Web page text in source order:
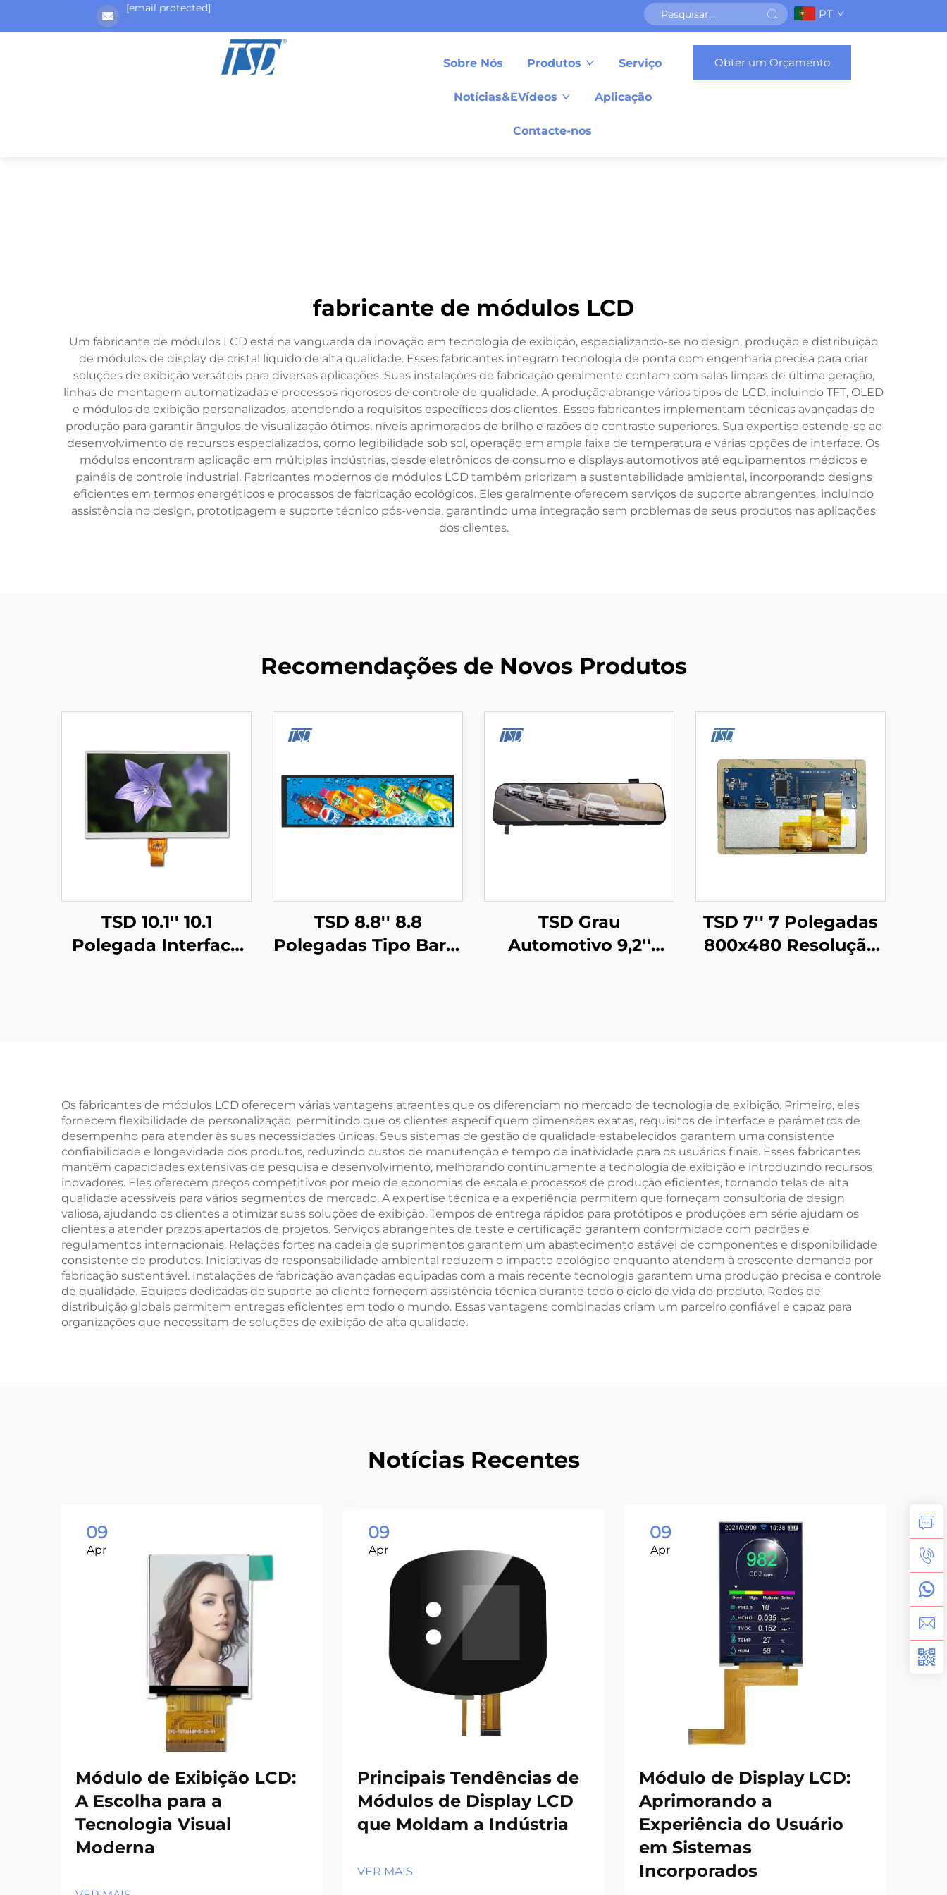
[email protected] PT
Sobre Nós Produtos Serviço
Notícias&EVídeos Aplicação
Contacte-nos
Obter um Orçamento
fabricante de módulos LCD
Um fabricante de módulos LCD está na vanguarda da inovação em tecnologia de exibição, especializando-se no design, produção e distribuição
de módulos de display de cristal líquido de alta qualidade. Esses fabricantes integram tecnologia de ponta com engenharia precisa para criar
soluções de exibição versáteis para diversas aplicações. Suas instalações de fabricação geralmente contam com salas limpas de última geração,
linhas de montagem automatizadas e processos rigorosos de controle de qualidade. A produção abrange vários tipos de LCD, incluindo TFT, OLED
e módulos de exibição personalizados, atendendo a requisitos específicos dos clientes. Esses fabricantes implementam técnicas avançadas de
produção para garantir ângulos de visualização ótimos, níveis aprimorados de brilho e razões de contraste superiores. Sua expertise estende-se ao
desenvolvimento de recursos especializados, como legibilidade sob sol, operação em ampla faixa de temperatura e várias opções de interface. Os
módulos encontram aplicação em múltiplas indústrias, desde eletrônicos de consumo e displays automotivos até equipamentos médicos e
painéis de controle industrial. Fabricantes modernos de módulos LCD também priorizam a sustentabilidade ambiental, incorporando designs
eficientes em termos energéticos e processos de fabricação ecológicos. Eles geralmente oferecem serviços de suporte abrangentes, incluindo
assistência no design, prototipagem e suporte técnico pós-venda, garantindo uma integração sem problemas de seus produtos nas aplicações
dos clientes.
Recomendações de Novos Produtos
TSD 10.1'' 10.1
Polegada Interface
TSD 8.8'' 8.8
Polegadas Tipo Barra
TSD Grau
Automotivo 9,2''
TSD 7'' 7 Polegadas
800x480 Resolução
Os fabricantes de módulos LCD oferecem várias vantagens atraentes que os diferenciam no mercado de tecnologia de exibição. Primeiro, eles
fornecem flexibilidade de personalização, permitindo que os clientes especifiquem dimensões exatas, requisitos de interface e parâmetros de
desempenho para atender às suas necessidades únicas. Seus sistemas de gestão de qualidade estabelecidos garantem uma consistente
confiabilidade e longevidade dos produtos, reduzindo custos de manutenção e tempo de inatividade para os usuários finais. Esses fabricantes
mantêm capacidades extensivas de pesquisa e desenvolvimento, melhorando continuamente a tecnologia de exibição e introduzindo recursos
inovadores. Eles oferecem preços competitivos por meio de economias de escala e processos de produção eficientes, tornando telas de alta
qualidade acessíveis para vários segmentos de mercado. A expertise técnica e a experiência permitem que forneçam consultoria de design
valiosa, ajudando os clientes a otimizar suas soluções de exibição. Tempos de entrega rápidos para protótipos e produções em série ajudam os
clientes a atender prazos apertados de projetos. Serviços abrangentes de teste e certificação garantem conformidade com padrões e
regulamentos internacionais. Relações fortes na cadeia de suprimentos garantem um abastecimento estável de componentes e disponibilidade
consistente de produtos. Iniciativas de responsabilidade ambiental reduzem o impacto ecológico enquanto atendem à crescente demanda por
fabricação sustentável. Instalações de fabricação avançadas equipadas com a mais recente tecnologia garantem uma produção precisa e controle
de qualidade. Equipes dedicadas de suporte ao cliente fornecem assistência técnica durante todo o ciclo de vida do produto. Redes de
distribuição globais permitem entregas eficientes em todo o mundo. Essas vantagens combinadas criam um parceiro confiável e capaz para
organizações que necessitam de soluções de exibição de alta qualidade.
Notícias Recentes
09
Apr
Módulo de Exibição LCD:
A Escolha para a
Tecnologia Visual
Moderna
09
Apr
Principais Tendências de
Módulos de Display LCD
que Moldam a Indústria
VER MAIS
09
Apr
Módulo de Display LCD:
Aprimorando a
Experiência do Usuário
em Sistemas
Incorporados